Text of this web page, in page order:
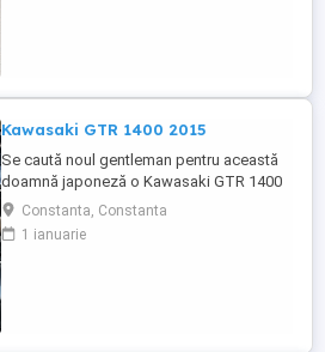
Kawasaki GTR 1400 2015
Se caută noul gentleman pentru această
doamnă japoneză o Kawasaki GTR 1400
care încă întoarce priviri și iubește
kilometrii. A fost răsfățată, întreținută la
timp și tratată cu respect. O dau doar
Constanta, Constanta
1 ianuarie